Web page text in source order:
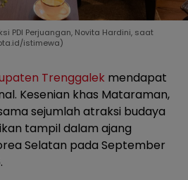
PDI Perjuangan, Novita Hardini, saat
istimewa)
Trenggalek mendapat
Kesenian khas Mataraman,
sejumlah atraksi budaya
tampil dalam ajang
Selatan pada September